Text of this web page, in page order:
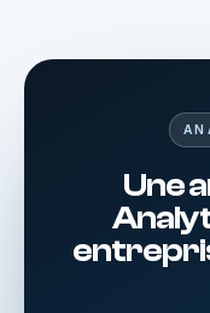
Une